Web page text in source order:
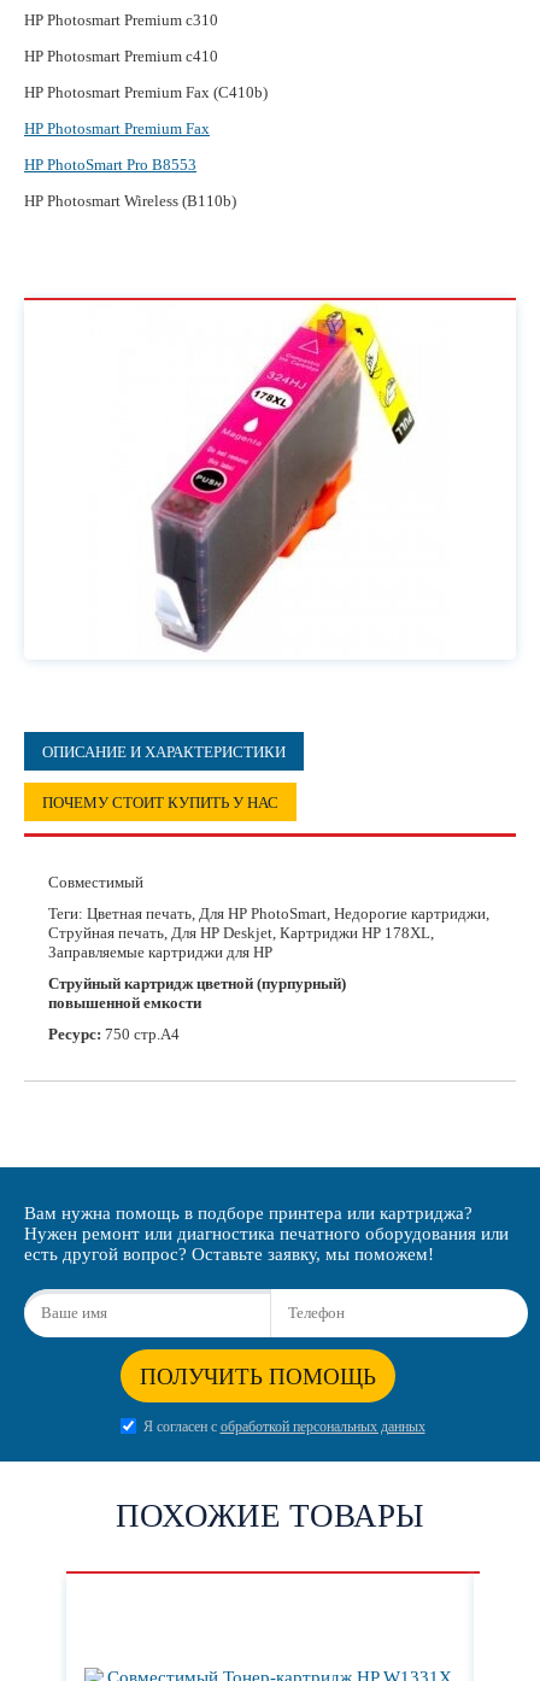
HP Photosmart Premium c310
HP Photosmart Premium c410
HP Photosmart Premium Fax (C410b)
HP Photosmart Premium Fax
HP PhotoSmart Pro B8553
HP Photosmart Wireless (B110b)
ОПИСАНИЕ И ХАРАКТЕРИСТИКИ
ПОЧЕМУ СТОИТ КУПИТЬ У НАС
Совместимый
Теги: Цветная печать, Для HP PhotoSmart, Недорогие картриджи,
Струйная печать, Для HP Deskjet, Картриджи HP 178XL,
Заправляемые картриджи для HP
Струйный картридж цветной (пурпурный)
повышенной емкости
Ресурс: 750 стр.А4
Вам нужна помощь в подборе принтера или картриджа?
Нужен ремонт или диагностика печатного оборудования или
есть другой вопрос? Оставьте заявку, мы поможем!
ПОЛУЧИТЬ ПОМОЩЬ
Я согласен с обработкой персональных данных
ПОХОЖИЕ ТОВАРЫ